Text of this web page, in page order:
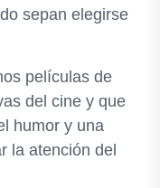
sepan elegirse
películas de
del cine y que
humor y una
la atención del